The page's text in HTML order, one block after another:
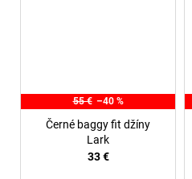
55 € –40 %
Černé baggy fit džíny
Lark
33 €